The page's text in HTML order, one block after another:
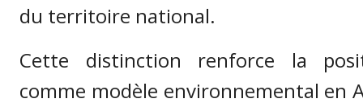
du territoire national.
Cette distinction renforce la
comme modèle environnemental en